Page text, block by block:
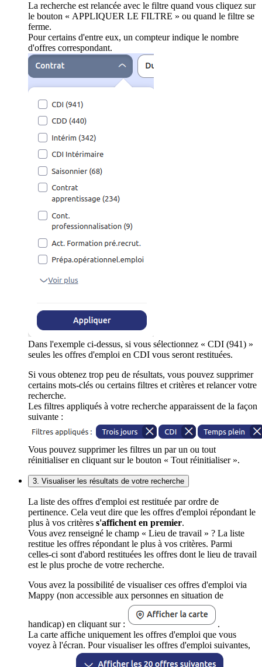
La recherche est relancée avec le filtre quand vous cliquez sur
le bouton « APPLIQUER LE FILTRE » ou quand le filtre se
ferme.
Pour certains d'entre eux, un compteur indique le nombre
d'offres correspondant.
Dans l'exemple ci-dessus, si vous sélectionnez « CDI (941) »
seules les offres d'emploi en CDI vous seront restituées.
Si vous obtenez trop peu de résultats, vous pouvez supprimer
certains mots-clés ou certains filtres et critères et relancer votre
recherche.
Les filtres appliqués à votre recherche apparaissent de la façon
suivante :
Vous pouvez supprimer les filtres un par un ou tout
réinitialiser en cliquant sur le bouton « Tout réinitialiser ».
3. Visualiser les résultats de votre recherche
La liste des offres d'emploi est restituée par ordre de
pertinence. Cela veut dire que les offres d'emploi répondant le
plus à vos critères s'affichent en premier.
Vous avez renseigné le champ « Lieu de travail » ? La liste
restitue les offres répondant le plus à vos critères. Parmi
celles-ci sont d'abord restituées les offres dont le lieu de travail
est le plus proche de votre recherche.
Vous avez la possibilité de visualiser ces offres d'emploi via
Mappy (non accessible aux personnes en situation de
handicap) en cliquant sur :
.
La carte affiche uniquement les offres d'emploi que vous
voyez à l'écran. Pour visualiser les offres d'emploi suivantes,